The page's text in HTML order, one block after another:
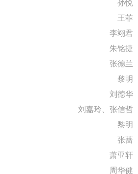
孙悦
王菲
李翊君
朱铭捷
张德兰
黎明
刘德华
刘嘉玲、张信哲
黎明
张蔷
萧亚轩
周华健